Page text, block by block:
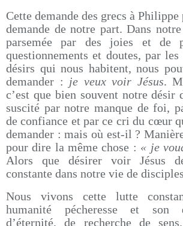
Cette demande des grecs à
demande de notre part. Dans
parsemée par des joies et de
questionnements et doutes, par
désirs qui nous habitent, nous
demander : je veux voir Jésus.
c’est que bien souvent notre désir
suscité par notre manque de foi,
de confiance et par ce cri du cœur
demander : mais où est-il ?
pour dire la même chose : « je
Alors que désirer voir Jésus
constante dans notre vie de
Nous vivons cette lutte
humanité pécheresse et son
d’éternité, de recherche de